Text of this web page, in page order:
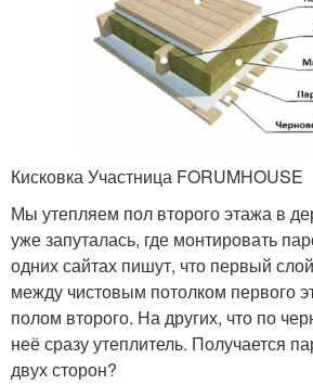
Кисковка Участница FORUMHOUSE
Мы утепляем пол второго этажа в
уже запуталась, где монтировать
одних сайтах пишут, что первый
между чистовым потолком первого
полом второго. На других, что по
неё сразу утеплитель. Получается
двух сторон?